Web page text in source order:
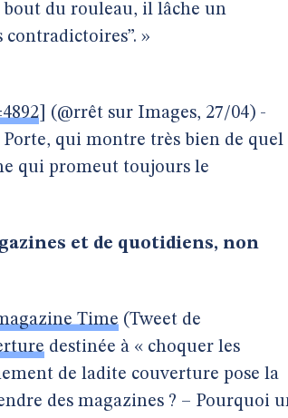
bout du rouleau, il lâche un
»
] (@rrêt sur Images, 27/04) -
qui montre très bien de quel
qui promeut toujours le
et de quotidiens, non
Time (Tweet de
destinée à « choquer les
de ladite couverture pose la
des magazines ? – Pourquoi